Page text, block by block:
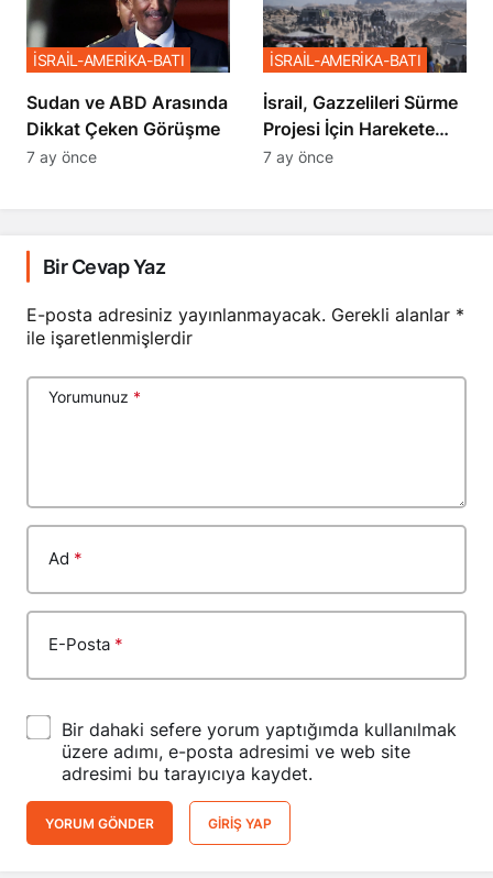
Sudan ve ABD Arasında
Dikkat Çeken Görüşme
İSRAİL-AMERİKA-BATI
7 ay önce
İsrail, Gazzelileri Sürme
Projesi İçin Harekete
Geçti
İSRAİL-AMERİKA-BATI
7 ay önce
Bir Cevap Yaz
E-posta adresiniz yayınlanmayacak. Gerekli alanlar *
ile işaretlenmişlerdir
Yorumunuz *
Ad *
E-Posta *
Bir dahaki sefere yorum yaptığımda kullanılmak
üzere adımı, e-posta adresimi ve web site
adresimi bu tarayıcıya kaydet.
YORUM GÖNDER GIRIŞ YAP